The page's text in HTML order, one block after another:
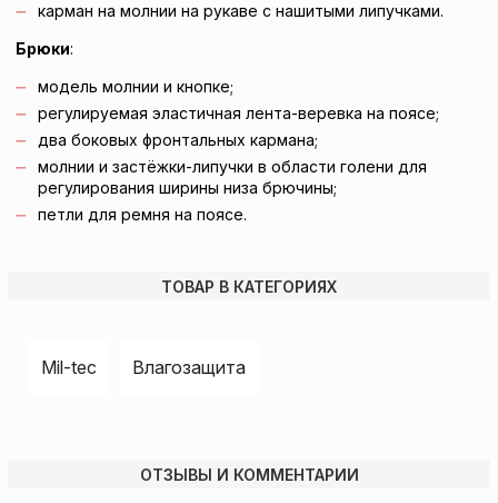
карман на молнии на рукаве с нашитыми липучками.
Брюки:
модель молнии и кнопке;
регулируемая эластичная лента-веревка на поясе;
два боковых фронтальных кармана;
молнии и застёжки-липучки в области голени для
регулирования ширины низа брючины;
петли для ремня на поясе.
ТОВАР В КАТЕГОРИЯХ
Mil-tec Влагозащита
ОТЗЫВЫ И КОММЕНТАРИИ